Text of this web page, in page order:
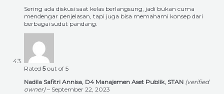
Sering ada diskusi saat kelas berlangsung, jadi bukan cuma
mendengar penjelasan, tapi juga bisa memahami konsep dari
berbagai sudut pandang.
Rated 5out of 5
Nadila Safitri Annisa, D4 Manajemen Aset Publik, STAN (verified
owner) – September 22, 2023